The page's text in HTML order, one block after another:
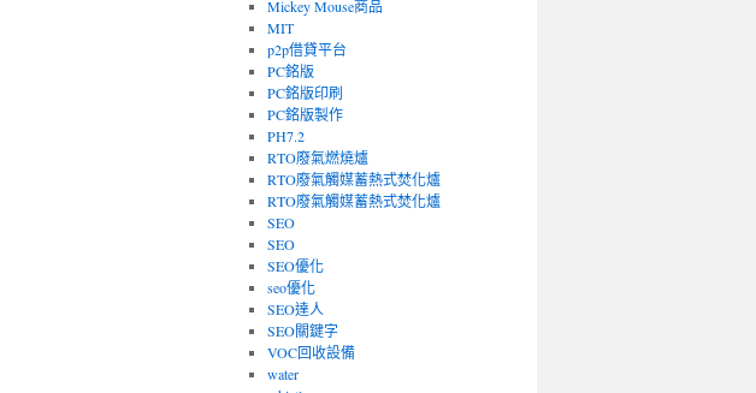
Mickey Mouse商品
MIT
p2p借貸平台
PC銘版
PC銘版印刷
PC銘版製作
PH7.2
RTO廢氣燃燒爐
RTO廢氣觸媒蓄熱式焚化爐
RTO廢氣觸媒蓄熱式焚化爐
SEO
SEO
SEO優化
seo優化
SEO達人
SEO關鍵字
VOC回收設備
water